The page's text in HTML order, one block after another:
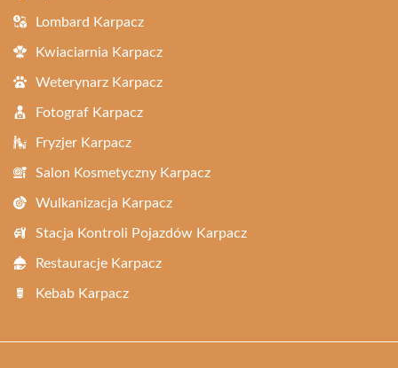
Lombard Karpacz
Kwiaciarnia Karpacz
Weterynarz Karpacz
Fotograf Karpacz
Fryzjer Karpacz
Salon Kosmetyczny Karpacz
Wulkanizacja Karpacz
Stacja Kontroli Pojazdów Karpacz
Restauracje Karpacz
Kebab Karpacz